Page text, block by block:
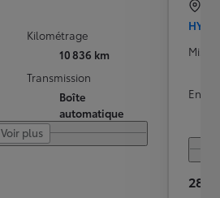
Kilométrage
10 836 km
Transmission
Boîte
automatique
Voir plus
Mise
28